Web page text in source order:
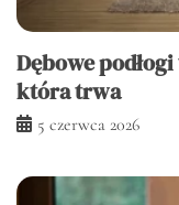
Dębowe
która trwa
5 czerwca 2026